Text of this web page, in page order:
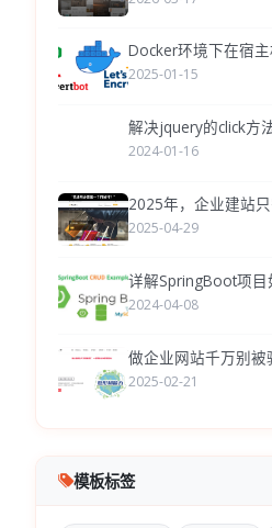
Docker环境下在宿
2025-01-15
解决jquery的click方
2024-01-16
2025年，企业建站
2025-04-29
详解SpringBoot项目
2024-04-08
做企业网站千万别被
2025-02-21
模板标签